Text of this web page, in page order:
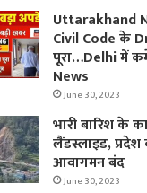
Uttarakhand
Civil Code के
पूरा…Delhi में
News
June 30, 2023
भारी बारिश के
लैंडस्लाइड,
आवागमन बंद
June 30, 2023